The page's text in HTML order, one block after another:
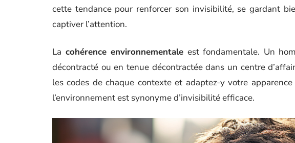
cette tendance pour renforcer son invisibilité, se gardant
captiver l’attention.
La cohérence environnementale est fondamentale. Un
décontracté ou en tenue décontractée dans un centre
les codes de chaque contexte et adaptez-y votre
l’environnement est synonyme d’invisibilité efficace.